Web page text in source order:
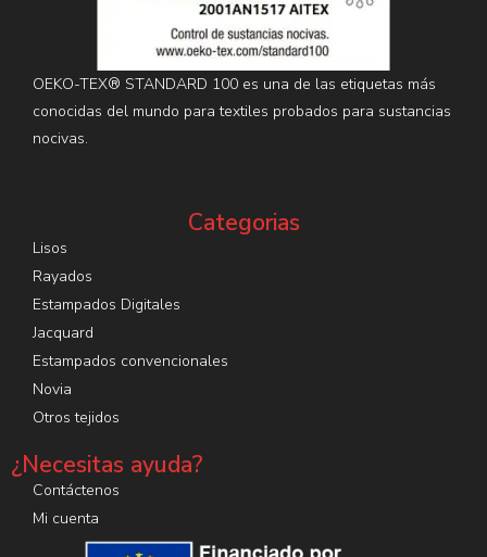
OEKO-TEX® STANDARD 100 es una de las etiquetas más
conocidas del mundo para textiles probados para sustancias
nocivas.
Categorias
Lisos
Rayados
Estampados Digitales
Jacquard
Estampados convencionales
Novia
Otros tejidos
¿Necesitas ayuda?
Contáctenos
Mi cuenta